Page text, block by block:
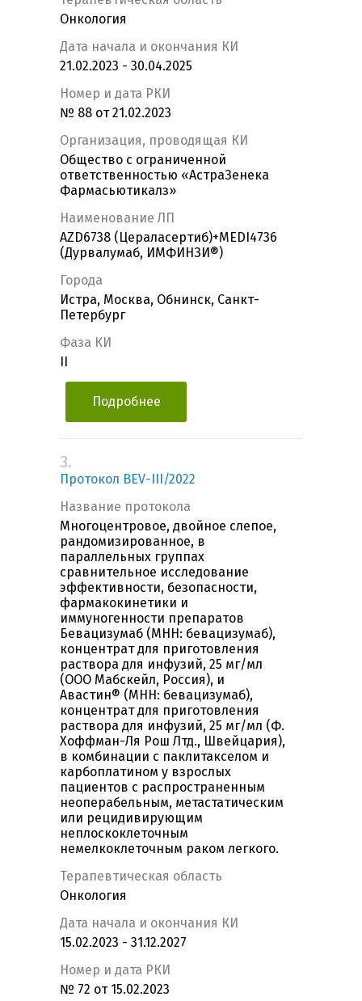
Онкология
Дата начала и окончания КИ
21.02.2023 - 30.04.2025
Номер и дата РКИ
№ 88 от 21.02.2023
Организация, проводящая КИ
Общество с ограниченной
ответственностью «АстраЗенека
Фармасьютикалз»
Наименование ЛП
AZD6738 (Цераласертиб)+MEDI4736
(Дурвалумаб, ИМФИНЗИ®)
Города
Истра, Москва, Обнинск, Санкт-
Петербург
Фаза КИ
Подробнее
3.
Протокол BEV-III/2022
Название протокола
Многоцентровое, двойное слепое,
рандомизированное, в
параллельных группах
сравнительное исследование
эффективности, безопасности,
фармакокинетики и
иммуногенности препаратов
Бевацизумаб (МНН: бевацизумаб),
концентрат для приготовления
раствора для инфузий, 25 мг/мл
(ООО Мабскейл, Россия), и
Авастин® (МНН: бевацизумаб),
концентрат для приготовления
раствора для инфузий, 25 мг/мл (Ф.
Хоффман-Ля Рош Лтд., Швейцария),
в комбинации с паклитакселом и
карбоплатином у взрослых
пациентов с распространенным
неоперабельным, метастатическим
или рецидивирующим
неплоскоклеточным
немелкоклеточным раком легкого.
Терапевтическая область
Онкология
Дата начала и окончания КИ
15.02.2023 - 31.12.2027
Номер и дата РКИ
№ 72 от 15.02.2023